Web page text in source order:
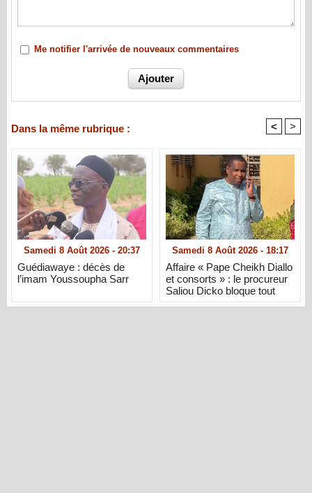
Me notifier l'arrivée de nouveaux commentaires
Dans la même rubrique : < >
Samedi 8 Août 2026 - 20:37
Guédiawaye : décès de
l’imam Youssoupha Sarr
Samedi 8 Août 2026 - 18:17
Affaire « Pape Cheikh Diallo
et consorts » : le procureur
Saliou Dicko bloque tout